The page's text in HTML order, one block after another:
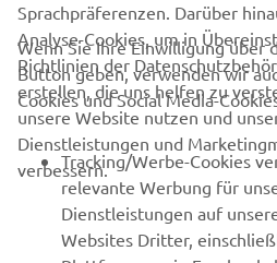
UNTERNEHMEN
B2B
MEHR YAMAHA
Sprachpräferenzen. Darüber
Analyse-Cookies, um in
Richtlinien der
erstellen, die uns helfen zu
unsere Website nutzen und
Dienstleistungen und
verbessern.
Wenn Sie Ihre Einwilligung über
Button geben, verwenden wir
Cookies und Social Media-
Tracking/Werbe-Cookies
relevante Werbung für
Dienstleistungen auf
Websites Dritter,